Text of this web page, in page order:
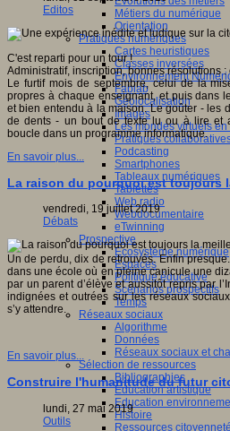
Métiers du numérique
Orientation
Pratiques numériques
Cartes heuristiques
Classes inversées
Environnement
Fablab
Géolocalisation
Images
Les mondes virtuels
Pratiques
Podcasting
Smartphones
Tableaux numériques
Tablettes
Web radio
Webdocumentaire
eTwinning
Prospective
Ecosystème numérique
Espaces
Politique éducative
Scénarios prospectifs
Temps
Réseaux sociaux
Algorithme
Données
Réseaux sociaux et
Sélection de ressources
Bibliographies
Education artistique
Education
Histoire
Ressources citoyenneté
Editos
C'est reparti pour un tour !
Administratif, inscription, bonnes résolutions
Le furtif mois de septembre, celui de la
propres à chaque enseignant, et puis dans
et bien entendu à la maison. Le goûter - les
de dents - un bout de texte lu ou à lire et
boucle dans un programme informatique.
En savoir plus...
La raison du pourquoi est toujours
vendredi, 19 juillet 2019
Débats
Un de perdu, dix de retrouvés. Enfin
dans une école où en pleine canicule une
par un parent d’élève et aussitôt repris par
indignées et outrées sur les réseaux
s’y attendre.
En savoir plus...
Construire l'humanitude du futur
lundi, 27 mai 2019
Outils